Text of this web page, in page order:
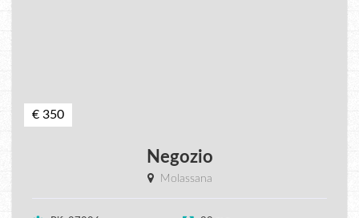
€ 350
Negozio
Molassana